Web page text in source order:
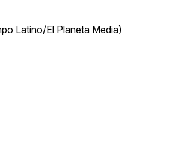
Latino/El Planeta Media)